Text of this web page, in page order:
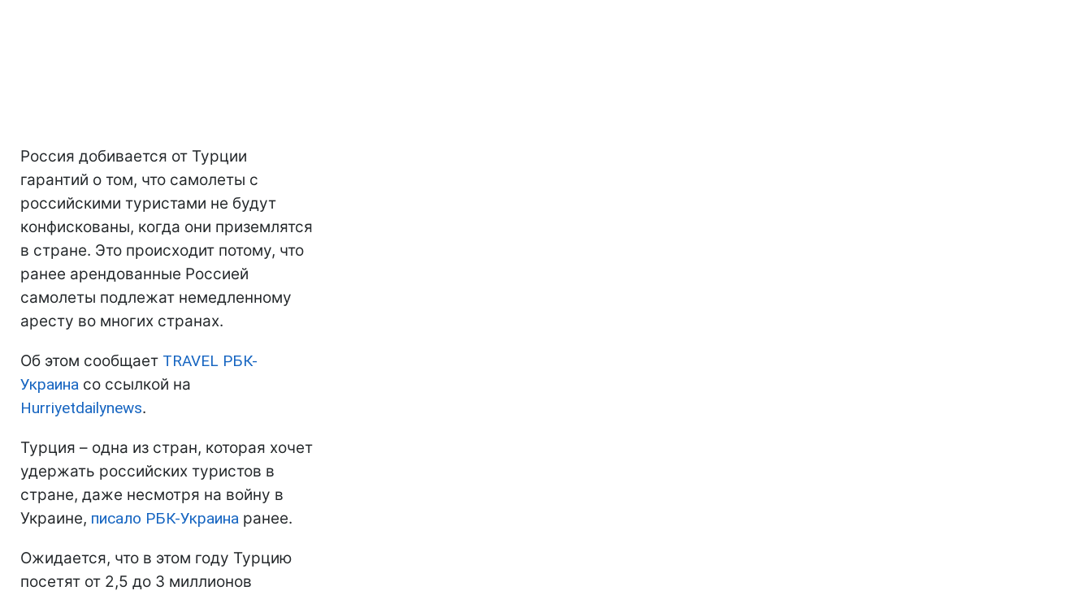
Россия добивается от Турции
гарантий о том, что самолеты с
российскими туристами не будут
конфискованы, когда они приземлятся
в стране. Это происходит потому, что
ранее арендованные Россией
самолеты подлежат немедленному
аресту во многих странах.
Об этом сообщает TRAVEL РБК-
Украина со ссылкой на
Hurriyetdailynews.
Турция – одна из стран, которая хочет
удержать российских туристов в
стране, даже несмотря на войну в
Украине, писало РБК-Украина ранее.
Ожидается, что в этом году Турцию
посетят от 2,5 до 3 миллионов